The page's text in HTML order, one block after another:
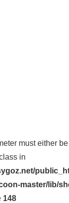
must either
in
master/lib/
148